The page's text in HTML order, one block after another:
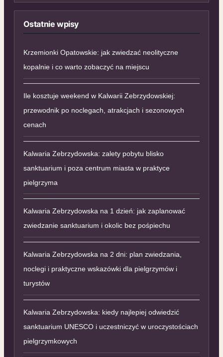
Ostatnie wpisy
Krzemionki Opatowskie: jak zwiedzać neolityczne
kopalnie i co warto zobaczyć na miejscu
Ile kosztuje weekend w Kalwarii Zebrzydowskiej:
przewodnik po noclegach, atrakcjach i sezonowych
cenach
Kalwaria Zebrzydowska: zalety pobytu blisko
sanktuarium i poza centrum miasta w praktyce
pielgrzyma
Kalwaria Zebrzydowska na 1 dzień: jak zaplanować
zwiedzanie sanktuarium i okolic bez pośpiechu
Kalwaria Zebrzydowska na 2 dni: plan zwiedzania,
noclegi i praktyczne wskazówki dla pielgrzymów i
turystów
Kalwaria Zebrzydowska: kiedy najlepiej odwiedzić
sanktuarium UNESCO i uczestniczyć w uroczystościach
pielgrzymkowych